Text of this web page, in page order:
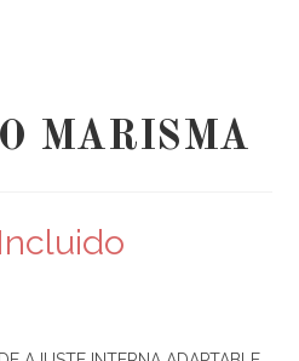
MARISMA